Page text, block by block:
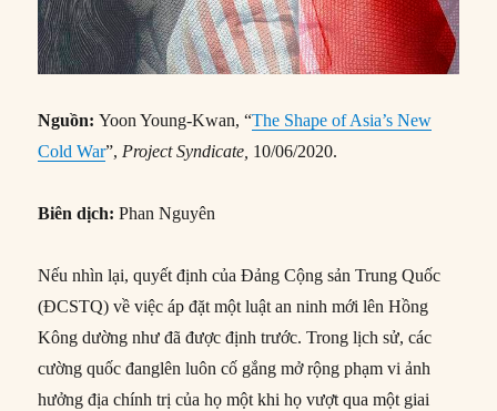
Nguồn:Yoon Young-Kwan, “The Shape of Asia’s New
Cold War”,Project Syndicate, 10/06/2020.
Biên dịch:Phan Nguyên
Nếu nhìn lại, quyết định của Đảng Cộng sản Trung Quốc
(ĐCSTQ) về việc áp đặt một luật an ninh mới lên Hồng
Kông dường như đã được định trước. Trong lịch sử, các
cường quốc đanglên luôn cố gắng mở rộng phạm vi ảnh
hưởng địa chính trị của họ một khi họ vượt qua một giai